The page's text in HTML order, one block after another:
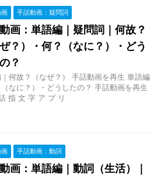
手話動画：疑問詞
画：単語編｜疑問詞｜何故？
ぜ？）・何？（なに？）・どう
？
何故？（なぜ？） 手話動画を再生 単語編
（なに？）・どうしたの？ 手話動画を再生
文 字 ア プ リ
手話動画：動詞
画：単語編｜動詞（生活）｜